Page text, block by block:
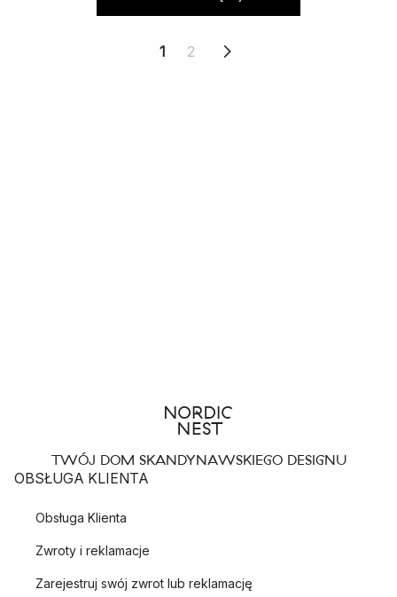
1 2
TWÓJ DOM SKANDYNAWSKIEGO DESIGNU
OBSŁUGA KLIENTA
Obsługa Klienta
Zwroty i reklamacje
Zarejestruj swój zwrot lub reklamację